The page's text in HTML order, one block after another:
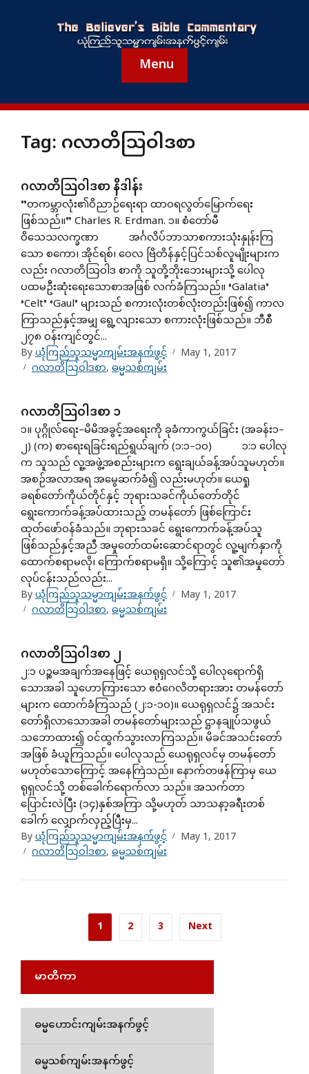
Menu
Tag:ဂလာတိသြဝါဒစာ
ဂလာတိသြဝါဒစာ နိဒါန်း
”တကမ္ဘာလုံး၏ဝိညာဉ်ရေးရာ ထာဝရလွတ်မြောက်ရေး
ဖြစ်သည်။” Charles R. Erdman. ၁။ စံတော်မီ
ဝိသေသလက္ခဏာ အင်္ဂလိပ်ဘာသာစကားသုံးနှုန်းကြ
သော စကော၊ အိုင်ရစ်၊ ဝေလ ဗြိတိန်နှင့်ပြင်သစ်လူမျိုးများက
လည်း ဂလာတိဩဝါဒ စာကို သူတို့ဘိုးဘေးများသို့ ပေါလု
ပထမဦးဆုံးရေးသောစာအဖြစ် လက်ခံကြသည်။ ‘Galatia’
‘Celt’ ‘Gaul’ များသည် စကားလုံးတစ်လုံးတည်းဖြစ်၍ ကာလ
ကြာသည်နှင့်အမျှ ရွေ့လျားသော စကားလုံးဖြစ်သည်။ ဘီစီ
၂၇၈ ဝန်းကျင်တွင်...
Byယုံကြည်သူသမ္မာကျမ်းအနက်ဖွင့် May 1, 2017
ဂလာတိသြဝါဒစာ,ဓမ္မသစ်ကျမ်း
ဂလာတိသြဝါဒစာ ၁
၁။ ပုဂ္ဂိုလ်ရေး–မိမိအခွင့်အရေးကို ခုခံကာကွယ်ခြင်း (အခန်း၁–
၂) (က) စာရေးရခြင်းရည်ရွယ်ချက် (၁:၁–၁ဝ) ၁:၁ ပေါလု
က သူသည် လူ့အဖွဲ့အစည်းများက ရွေးချယ်ခန့်အပ်သူမဟုတ်။
အစဉ်အလာအရ အမွေဆက်ခံ၍ လည်းမဟုတ်။ ယေရှု
ခရစ်တော်ကိုယ်တိုင်နှင့် ဘုရားသခင်ကိုယ်တော်တိုင်
ရွေးကောက်ခန့်အပ်ထားသည့် တမန်တော် ဖြစ်ကြောင်း
ထုတ်ဖော်ဝန်ခံသည်။ ဘုရားသခင် ရွေးကောက်ခန့်အပ်သူ
ဖြစ်သည်နှင့်အညီ အမှုတော်ထမ်းဆောင်ရာတွင် လူ့မျက်နှာကို
ထောက်စရာမလို၊ ကြောက်စရာမရှိ။ သို့ကြောင့် သူ၏အမှုတော်
လုပ်ငန်းသည်လည်း...
Byယုံကြည်သူသမ္မာကျမ်းအနက်ဖွင့် May 1, 2017
ဂလာတိသြဝါဒစာ,ဓမ္မသစ်ကျမ်း
ဂလာတိသြဝါဒစာ ၂
၂:၁ ပဉ္စမအချက်အနေဖြင့် ယေရုရှလင်သို့ ပေါလုရောက်ရှိ
သောအခါ သူဟောကြားသော ဧဝံဂေလိတရားအား တမန်တော်
များက ထောက်ခံကြသည် (၂:၁-၁ဝ)။ ယေရုရှလင်၌ အသင်း
တော်ရှိလာသောအခါ တမန်တော်များသည် ဋ္ဌာနချုပ်သဖွယ်
သဘောထား၍ ဝင်ထွက်သွားလာကြသည်။ မိခင်အသင်းတော်
အဖြစ် ခံယူကြသည်။ ပေါလုသည် ယေရုရှလင်မှ တမန်တော်
မဟုတ်သောကြောင့် အနေကြဲသည်။ နောက်တဖန်ကြာမှ ယေ
ရုရှလင်သို့ တစ်ခေါက်ရောက်လာ သည်။ အသက်တာ
ပြောင်းလဲပြီး (၁၄)နှစ်အကြာ သို့မဟုတ် သာသနာ့ခရီးတစ်
ခေါက် လျှောက်လှည့်ပြီးမှ...
Byယုံကြည်သူသမ္မာကျမ်းအနက်ဖွင့် May 1, 2017
ဂလာတိသြဝါဒစာ,ဓမ္မသစ်ကျမ်း
1 2 3 Next
မာတိကာ
ဓမ္မဟောင်းကျမ်းအနက်ဖွင့်
ဓမ္မသစ်ကျမ်းအနက်ဖွင့်